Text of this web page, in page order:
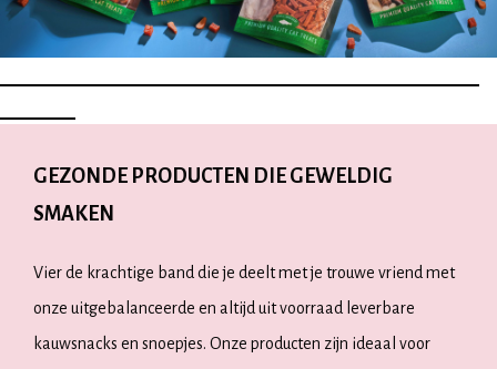
GEZONDE PRODUCTEN DIE GEWELDIG
SMAKEN
Vier de krachtige band die je deelt met je trouwe vriend met
onze uitgebalanceerde en altijd uit voorraad leverbare
kauwsnacks en snoepjes. Onze producten zijn ideaal voor